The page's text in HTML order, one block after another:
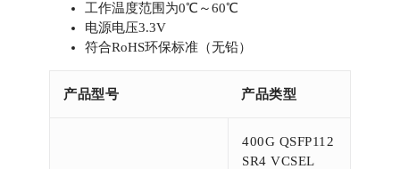
工作温度范围为0℃～60℃
电源电压3.3V
符合RoHS环保标准（无铅）
产品型号 产品类型
400G QSFP112
SR4 VCSEL